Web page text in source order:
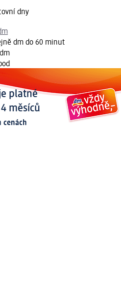
dny
dm do 60 minut
platné
měsíců
cenách